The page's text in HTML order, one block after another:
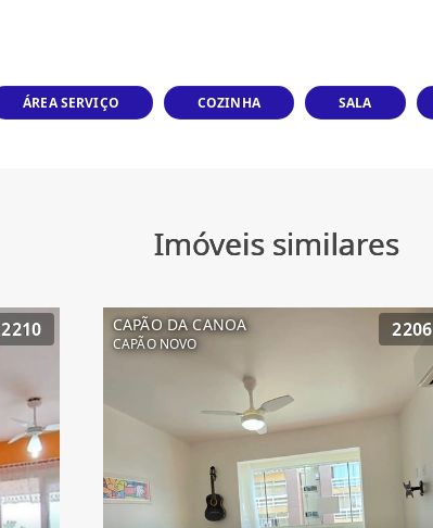
ÁREA SERVIÇO COZINHA SALA
Imóveis similares
2210 CAPÃO DA CANOA
CAPÃO NOVO
2206